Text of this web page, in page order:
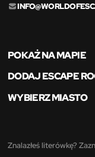
POKAŻ NA MAPIE
DODAJ ESCAPE
WYBIERZ MIASTO
Znalazłeś literówkę?